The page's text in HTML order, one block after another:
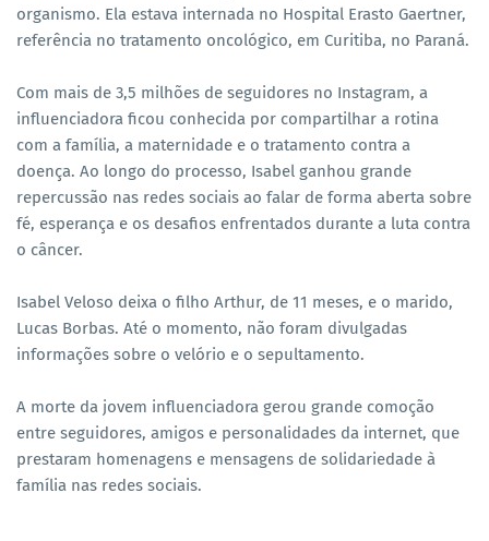
organismo. Ela estava internada no Hospital Erasto Gaertner,
referência no tratamento oncológico, em Curitiba, no Paraná.
Com mais de 3,5 milhões de seguidores no Instagram, a
influenciadora ficou conhecida por compartilhar a rotina
com a família, a maternidade e o tratamento contra a
doença. Ao longo do processo, Isabel ganhou grande
repercussão nas redes sociais ao falar de forma aberta sobre
fé, esperança e os desafios enfrentados durante a luta contra
o câncer.
Isabel Veloso deixa o filho Arthur, de 11 meses, e o marido,
Lucas Borbas. Até o momento, não foram divulgadas
informações sobre o velório e o sepultamento.
A morte da jovem influenciadora gerou grande comoção
entre seguidores, amigos e personalidades da internet, que
prestaram homenagens e mensagens de solidariedade à
família nas redes sociais.